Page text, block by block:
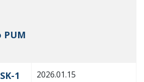
PUM
1
2026.01.15